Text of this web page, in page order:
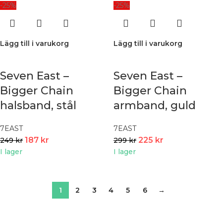
-25%
Lägg till i varukorg
Seven East –
Bigger Chain
halsband, stål
7EAST
249kr 187 kr
I lager
-25%
Lägg till i varukorg
Seven East –
Bigger Chain
armband, guld
7EAST
299kr 225 kr
I lager
1 2 3 4 5 6 →